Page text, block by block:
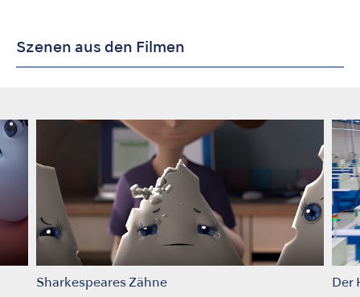
Szenen aus den Filmen
Sharkespeares Zähne
Der